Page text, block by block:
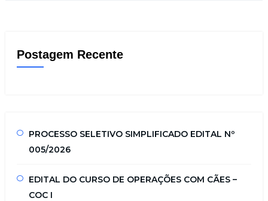
Postagem Recente
PROCESSO SELETIVO SIMPLIFICADO EDITAL Nº
005/2026
EDITAL DO CURSO DE OPERAÇÕES COM CÃES –
COC I